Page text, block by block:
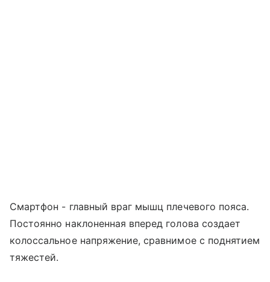
Смартфон - главный враг мышц плечевого пояса.
Постоянно наклоненная вперед голова создает
колоссальное напряжение, сравнимое с поднятием
тяжестей.